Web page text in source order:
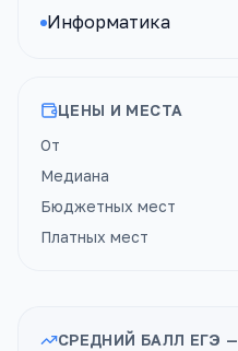
Информатика
ЦЕНЫ И МЕСТА
От
Медиана
Бюджетных мест
Платных мест
СРЕДНИЙ БАЛЛ ЕГЭ —